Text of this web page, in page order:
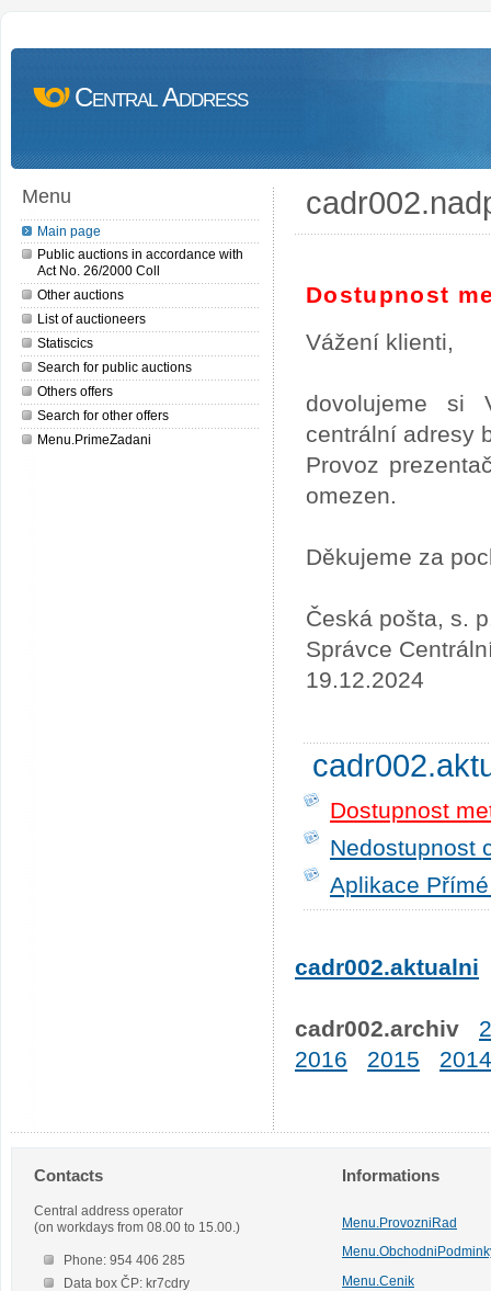
Central Address
Menu
Main page
Public auctions in accordance with
Act No. 26/2000 Coll
Other auctions
List of auctioneers
Statiscics
Search for public auctions
Others offers
Search for other offers
Menu.PrimeZadani
Dostupnost
Vážení klienti,
dovolujeme si
centrální adresy
Provoz
omezen.
Děkujeme za
Česká pošta, s.
Správce
19.12.2024
Dostupnost
Nedostupnost
Aplikace
cadr002.aktualni
cadr002.archiv
2016
2015 2014
Contacts
Central address operator
(on workdays from 08.00 to 15.00.)
Phone: 954 406 285
Data box ČP: kr7cdry
Informations
Menu.ProvozniRad
Menu.Cenik